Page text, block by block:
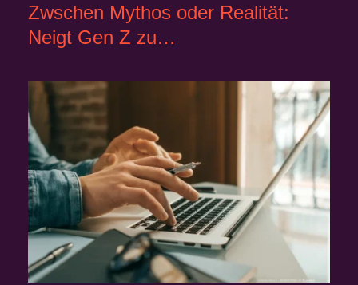
Zwschen Mythos oder Realität:
Neigt Gen Z zu…